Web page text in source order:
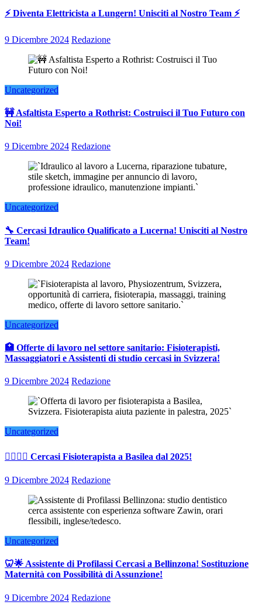
⚡ Diventa Elettricista a Lungern! Unisciti al Nostro Team ⚡
9 Dicembre 2024 Redazione
Uncategorized
🚧 Asfaltista Esperto a Rothrist: Costruisci il Tuo Futuro con
Noi!
9 Dicembre 2024 Redazione
Uncategorized
🔧 Cercasi Idraulico Qualificato a Lucerna! Unisciti al Nostro
Team!
9 Dicembre 2024 Redazione
Uncategorized
🏥 Offerte di lavoro nel settore sanitario: Fisioterapisti,
Massaggiatori e Assistenti di studio cercasi in Svizzera!
9 Dicembre 2024 Redazione
Uncategorized
👨‍⚕️👩‍⚕️ Cercasi Fisioterapista a Basilea dal 2025!
9 Dicembre 2024 Redazione
Uncategorized
🦷🌟 Assistente di Profilassi Cercasi a Bellinzona! Sostituzione
Maternità con Possibilità di Assunzione!
9 Dicembre 2024 Redazione